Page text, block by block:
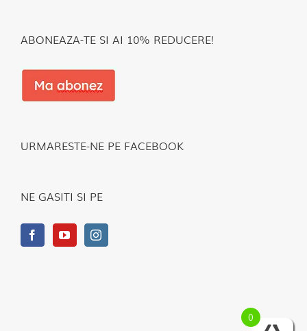
ABONEAZA-TE SI AI 10% REDUCERE!
URMARESTE-NE PE FACEBOOK
NE GASITI SI PE
0